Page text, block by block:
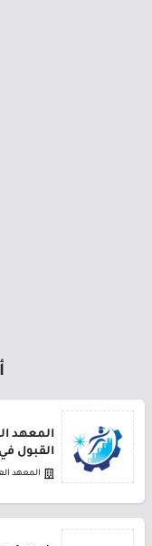
المعهد
القبول
المعهد